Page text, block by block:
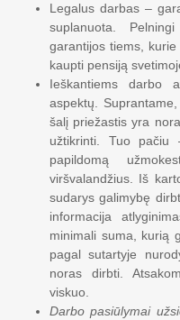
Legalus darbas –
suplanuota.
garantijos tiems,
kaupti pensiją
Ieškantiems darbo
aspektų.
šalį priežastis yra
užtikrinti. Tuo pačiu
papildomą
viršvalandžius. Iš
sudarys galimybę
informacija
minimali suma, kurią
pagal sutartyje
noras dirbti.
viskuo.
Darbo pasiūlymai